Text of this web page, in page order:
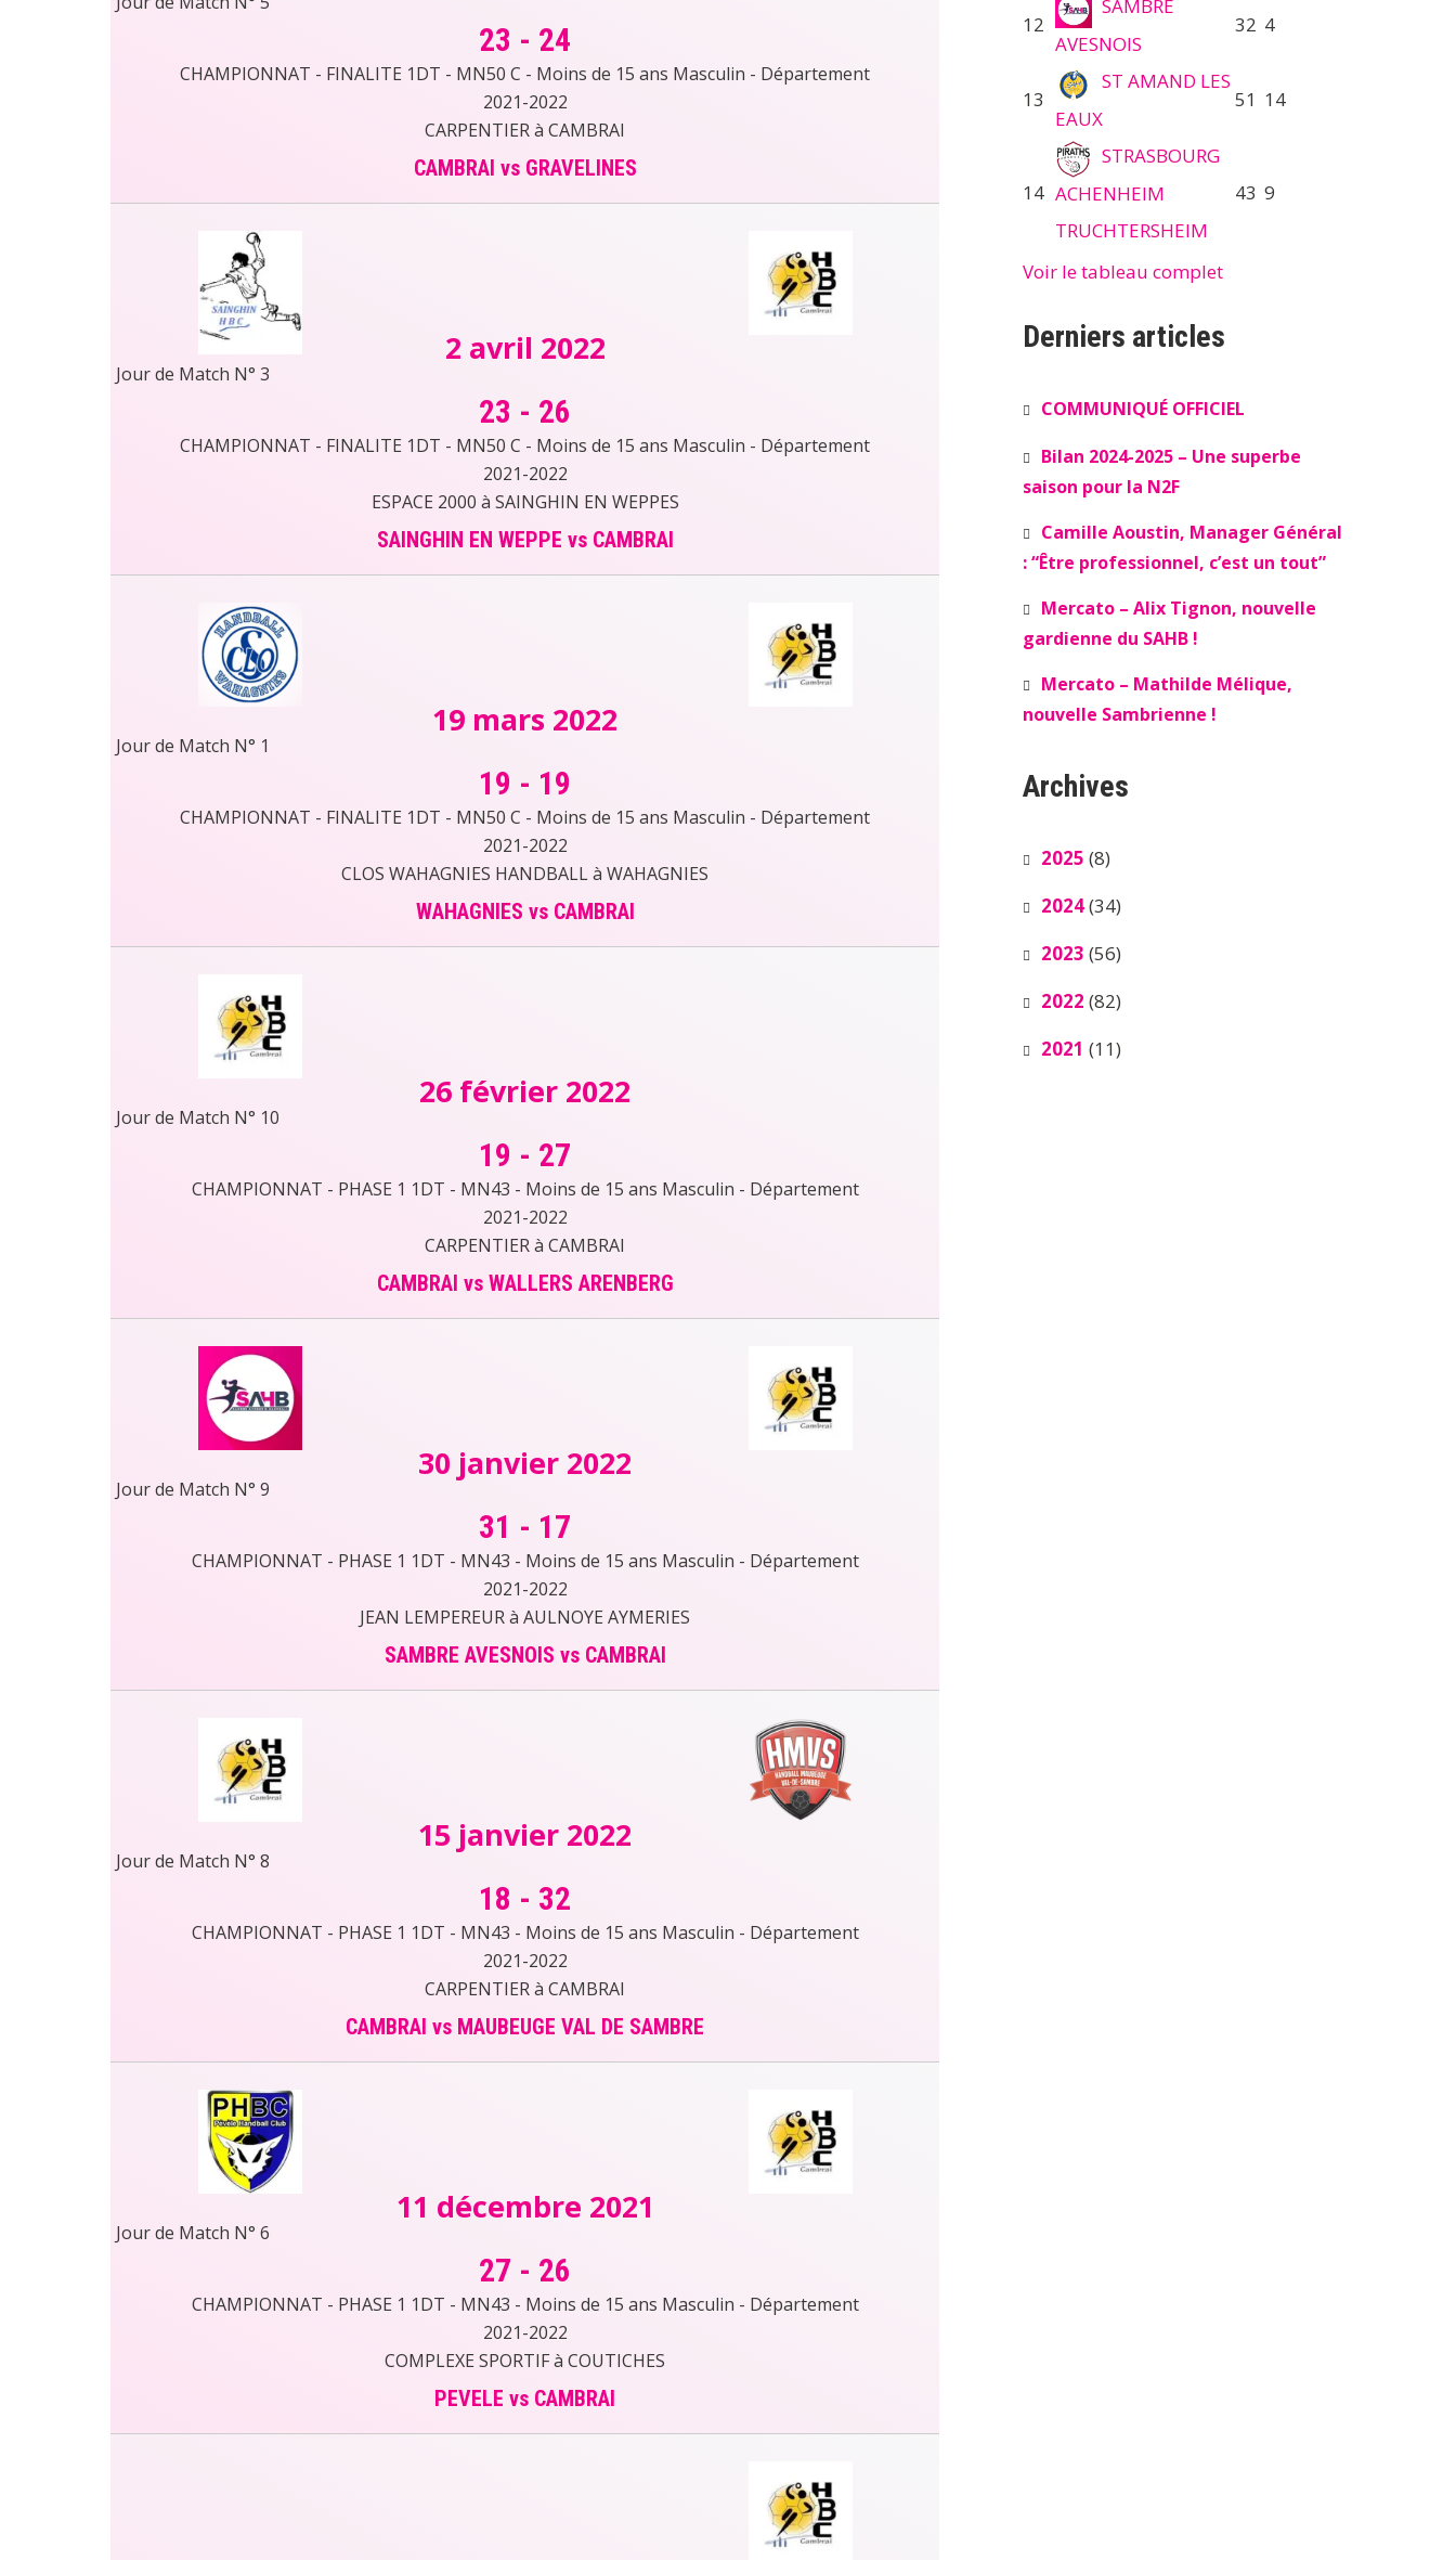
23 - 24
CHAMPIONNAT - FINALITE 1DT - MN50 C - Moins de 15 ans Masculin - Département
2021-2022
CARPENTIER à CAMBRAI
CAMBRAI vs GRAVELINES
2 avril 2022
Jour de Match N° 3
23 - 26
CHAMPIONNAT - FINALITE 1DT - MN50 C - Moins de 15 ans Masculin - Département
2021-2022
ESPACE 2000 à SAINGHIN EN WEPPES
SAINGHIN EN WEPPE vs CAMBRAI
19 mars 2022
Jour de Match N° 1
19 - 19
CHAMPIONNAT - FINALITE 1DT - MN50 C - Moins de 15 ans Masculin - Département
2021-2022
CLOS WAHAGNIES HANDBALL à WAHAGNIES
WAHAGNIES vs CAMBRAI
26 février 2022
Jour de Match N° 10
19 - 27
CHAMPIONNAT - PHASE 1 1DT - MN43 - Moins de 15 ans Masculin - Département
2021-2022
CARPENTIER à CAMBRAI
CAMBRAI vs WALLERS ARENBERG
30 janvier 2022
Jour de Match N° 9
31 - 17
CHAMPIONNAT - PHASE 1 1DT - MN43 - Moins de 15 ans Masculin - Département
2021-2022
JEAN LEMPEREUR à AULNOYE AYMERIES
SAMBRE AVESNOIS vs CAMBRAI
15 janvier 2022
Jour de Match N° 8
18 - 32
CHAMPIONNAT - PHASE 1 1DT - MN43 - Moins de 15 ans Masculin - Département
2021-2022
CARPENTIER à CAMBRAI
CAMBRAI vs MAUBEUGE VAL DE SAMBRE
11 décembre 2021
Jour de Match N° 6
27 - 26
CHAMPIONNAT - PHASE 1 1DT - MN43 - Moins de 15 ans Masculin - Département
2021-2022
COMPLEXE SPORTIF à COUTICHES
PEVELE vs CAMBRAI
12
SAMBRE
AVESNOIS
32 4
13
ST AMAND LES
EAUX
51 14
14
STRASBOURG
ACHENHEIM
TRUCHTERSHEIM
43 9
Voir le tableau complet
Derniers articles
COMMUNIQUÉ OFFICIEL
Bilan 2024-2025 – Une superbe
saison pour la N2F
Camille Aoustin, Manager Général
: “Être professionnel, c’est un tout”
Mercato – Alix Tignon, nouvelle
gardienne du SAHB !
Mercato – Mathilde Mélique,
nouvelle Sambrienne !
Archives
2025 (8)
2024(34)
2023 (56)
2022 (82)
2021 (11)